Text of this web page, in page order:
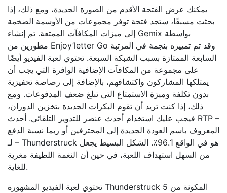
يمكنك عرض الفتحة الأقدم من الصورة الجديدة، ومع ذلك، إذا
بحثت مسبقًا، ستجد فتحة توفر مجموعات من الأوسمة الضخمة
إلى ميزات المكافآت الممتعة. تم إنشاء Gemix بواسطة
مطورين من Enjoy’letter Go وقد تم تمييزه بنجمة في المرتبة
السابعة الممتازة بسبب الشبكة السبعة. تحتوي لعبة الفيديو أيضًا
على مجموعة من المكافآت الإضافية الوافرة التي يجب أن
يمتلكها المشاركون واكتشافهم، بالإضافة إلى رصاصة تحفيزية
بدون تكلفة وميزة الاستمتاع التي تبلغ ضعف المدفوعات. ومع
ذلك، إذا كنت تريد أن تقوم البكرات الجديدة بتخزين الدوران،
فيجب عليك استخدام أحدث عنصر للتدوير التلقائي. أحدث RTP –
المعروف باسم العودة الجديدة إلى المحترفين أو ربما نسبة الدفع
– لـ Thunderstruck هو في الواقع 96.1٪. الشكل البسيط يجعل
من السهل استهداف اللعبة، في حين أن النغمة اللطيفة مغرية
للغاية.
تحتوي لعبة الفيديو المشهورة Thunderstruck المكونة من 5